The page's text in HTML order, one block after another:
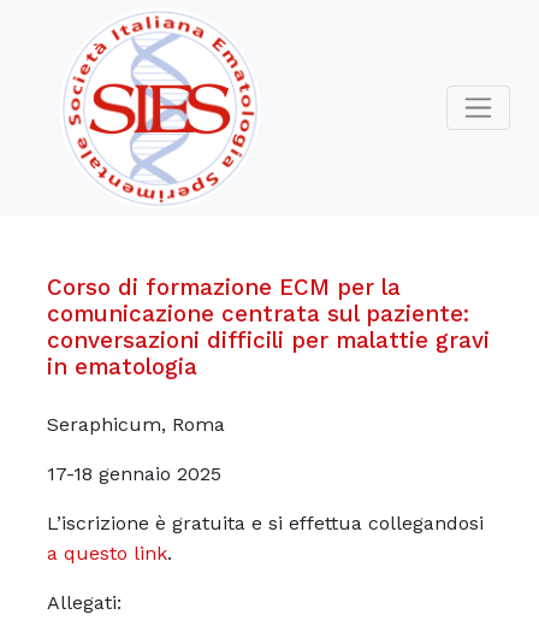
Corso di formazione ECM per la
comunicazione centrata sul paziente:
conversazioni difficili per malattie gravi
in ematologia
Seraphicum, Roma
17-18 gennaio 2025
L’iscrizione è gratuita e si effettua collegandosi
a questo link.
Allegati: